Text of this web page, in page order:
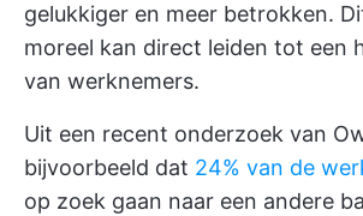
gelukkiger en meer betrokken.
moreel kan direct leiden tot een
van werknemers.
Uit een recent onderzoek van
bijvoorbeeld dat 24% van de
op zoek gaan naar een andere